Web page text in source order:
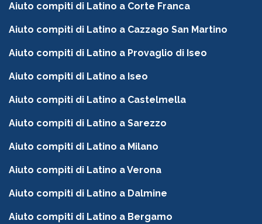
Aiuto compiti di Latino a Corte Franca
Aiuto compiti di Latino a Cazzago San Martino
Aiuto compiti di Latino a Provaglio di Iseo
Aiuto compiti di Latino a Iseo
Aiuto compiti di Latino a Castelmella
Aiuto compiti di Latino a Sarezzo
Aiuto compiti di Latino a Milano
Aiuto compiti di Latino a Verona
Aiuto compiti di Latino a Dalmine
Aiuto compiti di Latino a Bergamo